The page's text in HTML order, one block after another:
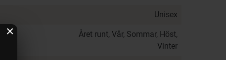
×
Unisex
Året runt, Vår, Sommar, Höst,
Vinter